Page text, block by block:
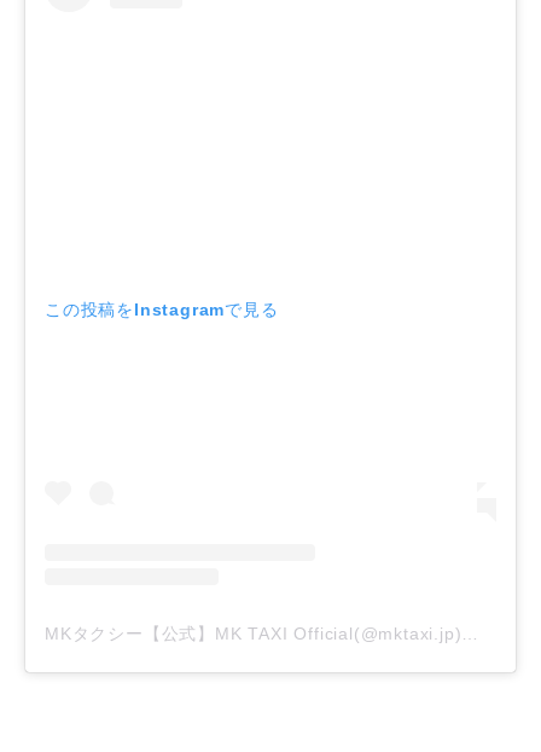
この投稿をInstagramで見る
MKタクシー【公式】MK TAXI Official(@mktaxi.jp)がシェアした投稿